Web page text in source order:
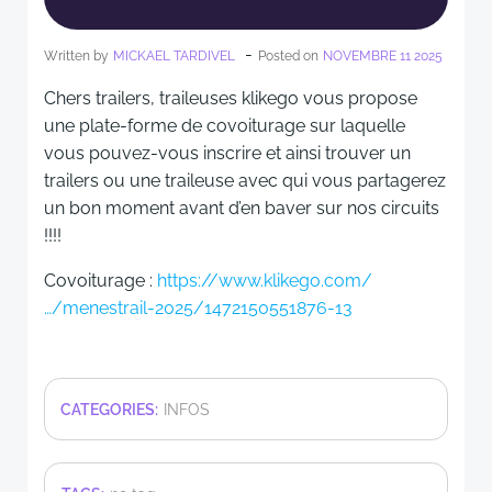
Written by MICKAEL TARDIVEL - Posted on NOVEMBRE 11 2025
Chers trailers, traileuses klikego vous propose
une plate-forme de covoiturage sur laquelle
vous pouvez-vous inscrire et ainsi trouver un
trailers ou une traileuse avec qui vous partagerez
un bon moment avant d’en baver sur nos circuits
!!!!
Covoiturage : https://www.klikego.com/
…/menestrail-2025/1472150551876-13
CATEGORIES: INFOS